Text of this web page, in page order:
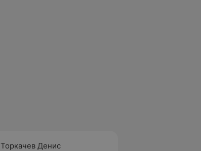
Торкачев Денис